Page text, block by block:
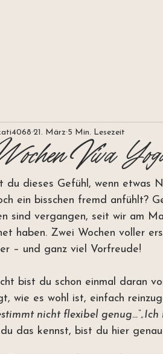
Viva
21. März 5 Min. Lesezeit
du dieses Gefühl, wenn etwas
ein bisschen fremd anfühlt?
sind vergangen, seit wir am
haben. Zwei Wochen voller
– und ganz viel Vorfreude!
bist du schon einmal daran
wie es wohl ist, einfach
nicht flexibel
das kennst, bist du hier